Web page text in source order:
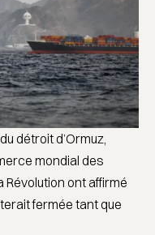
détroit d’Ormuz,
mondial des
ont affirmé
fermée tant que